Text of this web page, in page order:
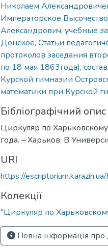
Николаем
Императорское
Александрович, учебные
Донское, Статьи
протоколов заседания
по 18 мая 1863года),
Курской гимназии
математики при Курской
Бібліографічний опис
Циркуляр по
года. – Харьков: В
URI
https://
Колекції
"Циркуляр по
Повна інформація про